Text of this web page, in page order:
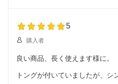
5
購入者
良い商品、長く使えます様に。
トングが付いていましたが、シ